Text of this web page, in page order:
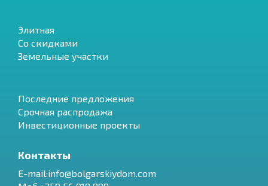
Элитная
Со скидками
Земельные участки
Последние предложения
Срочная распродажа
Инвестиционные проекты
Контакты
E-mail:info@bolgarskiydom.com